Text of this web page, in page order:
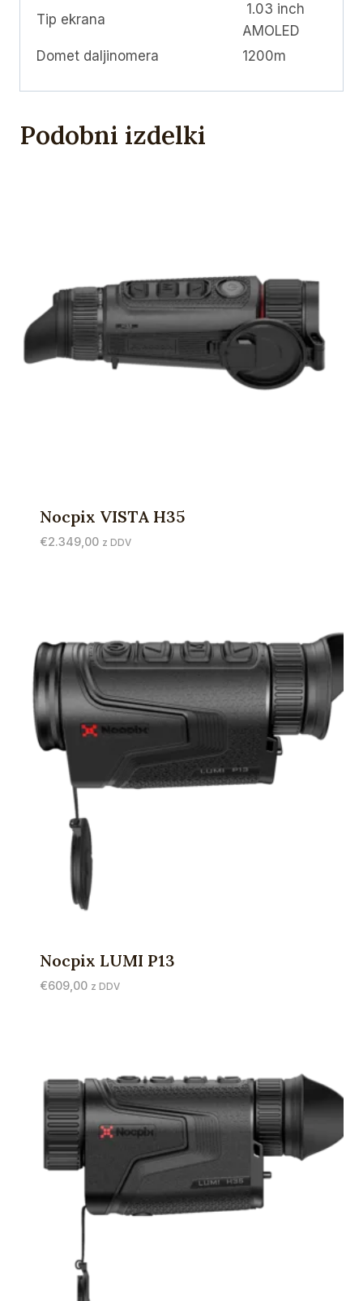
Tip ekrana
1.03 inch
AMOLED
Domet daljinomera
1200m
Podobni izdelki
Nocpix VISTA H35
€2.349,00 z DDV
Nocpix LUMI P13
€609,00 z DDV